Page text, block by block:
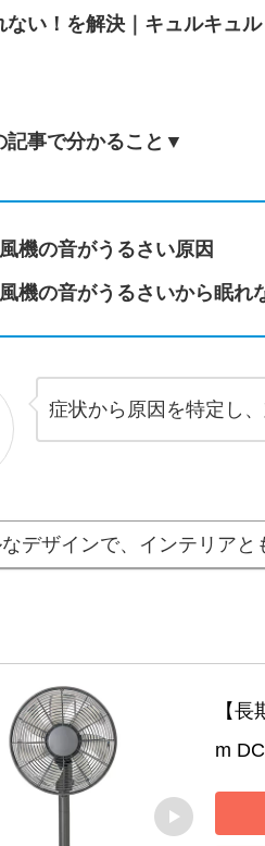
ない！を解決｜キュルキュ
記事で分かること▼
機の音がうるさい原因
機の音がうるさいから眠れ
症状から原因を特定し
デザインで、インテリアと
【
m